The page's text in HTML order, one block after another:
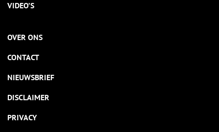
VIDEO’S
OVER ONS
CONTACT
NIEUWSBRIEF
DISCLAIMER
PRIVACY